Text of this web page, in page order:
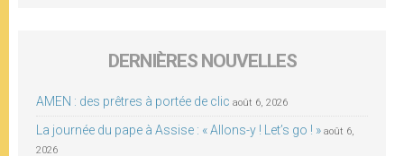
DERNIÈRES NOUVELLES
AMEN : des prêtres à portée de clic août 6, 2026
La journée du pape à Assise : « Allons-y ! Let’s go ! » août 6,
2026